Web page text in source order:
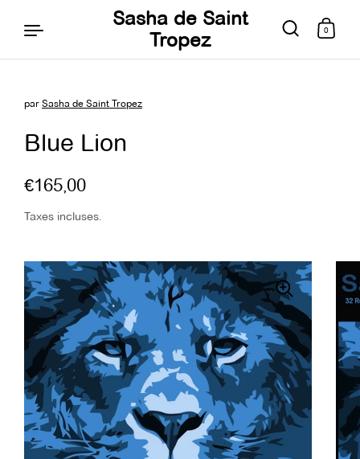
Aller au contenu
Sasha de Saint
Tropez
0
Blue Lion
par Sasha de Saint Tropez
€165,00
Taxes incluses.